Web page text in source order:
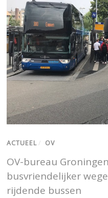
ACTUEEL / OV
OV-bureau
busvriendelijker
rijdende bussen